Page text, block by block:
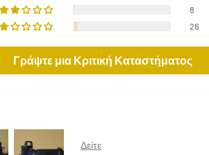
8
26
Γράψτε μια Κριτική Καταστήματος